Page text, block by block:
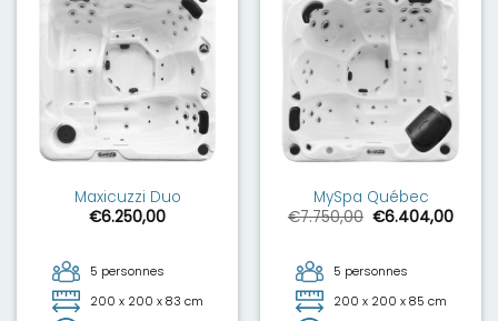
Maxicuzzi Duo
€6.250,00
5 personnes
200 x 200 x 83 cm
MySpa Québec
€7.750,00 Le
€7.750,00.
€6.404,00Le
5 personnes
200 x 200 x 85 cm